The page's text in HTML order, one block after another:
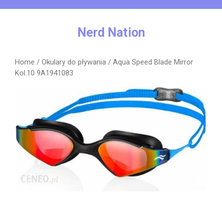
Nerd Nation
Home / Okulary do pływania / Aqua Speed Blade Mirror
Kol.10 9A1941083